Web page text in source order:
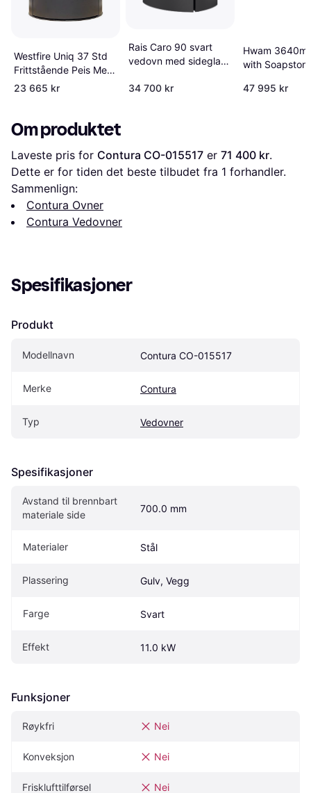
Westfire Uniq 37 Std
Frittstående Peis Med
Sidevindu
23 665 kr
Rais Caro 90 svart
vedovn med sideglass
34 700 kr
Hwam 3640m
with
47 995 kr
Om produktet
Laveste pris for Contura CO-015517 er 71 400 kr.
Dette er for tiden det beste tilbudet fra 1 forhandler.
Sammenlign:
Contura Ovner
Contura Vedovner
Spesifikasjoner
Produkt
Modellnavn Contura CO-015517
Merke Contura
Typ Vedovner
Spesifikasjoner
Avstand til brennbart
materiale side
700.0 mm
Materialer Stål
Plassering Gulv, Vegg
Farge Svart
Effekt 11.0 kW
Funksjoner
Røykfri Nei
Konveksjon Nei
Frisklufttilførsel Nei